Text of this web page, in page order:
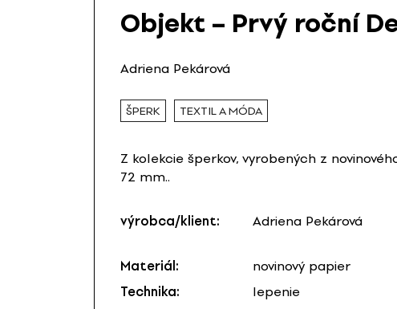
Objekt – Prvý roční
Adriena Pekárová
ŠPERK TEXTIL A MÓDA
Z kolekcie šperkov, vyrobených z
72 mm..
výrobca/klient: Adriena Pekárová
Materiál:
novinový papier
Technika:
lepenie